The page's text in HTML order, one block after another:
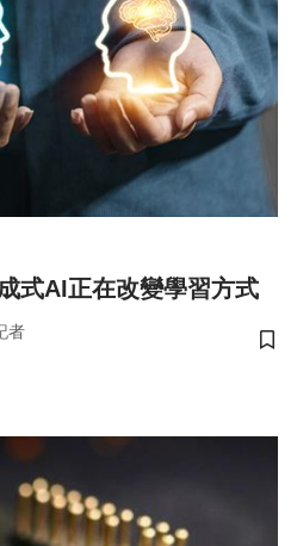
式AI正在改變學習方式
者
儲